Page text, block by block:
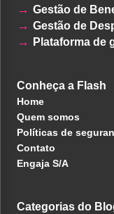
Gestão de
Gestão de
Plataforma de
Conheça a Flash
Home
Quem somos
Políticas de
Contato
Engaja S/A
Categorias do